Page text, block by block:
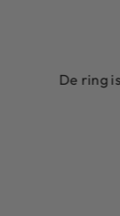
De ring is